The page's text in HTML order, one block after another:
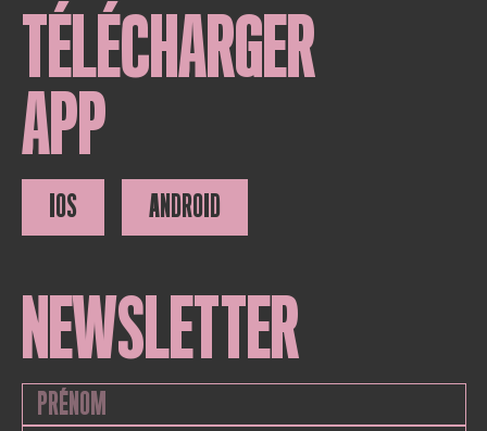
TÉLÉCHARGER
APP
IOS ANDROID
NEWSLETTER